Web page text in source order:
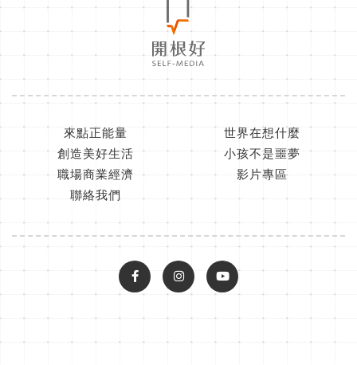
來點正能量
世界在想什麼
創造美好生活
小孩不是噩夢
職場商業經濟
影片專區
聯絡我們